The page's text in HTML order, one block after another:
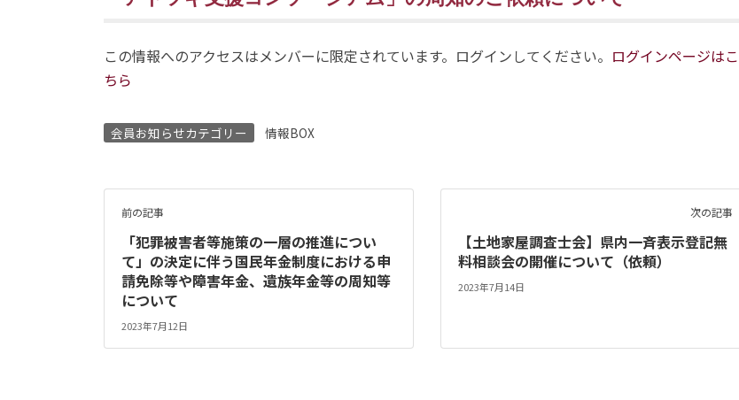
この情報へのアクセスはメンバーに限定されています。ログインしてください。 ログインページはこ
ちら
会員お知らせカテゴリー 情報BOX
前の記事
「犯罪被害者等施策の一層の推進につい
て」の決定に伴う国民年金制度における申
請免除等や障害年金、遺族年金等の周知等
について
2023年7月12日
次の記事
【土地家屋調査士会】県内一斉表示登記無
料相談会の開催について（依頼）
2023年7月14日